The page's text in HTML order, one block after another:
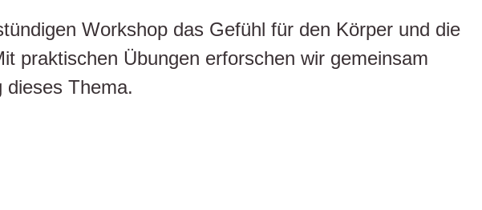
Workshop das Gefühl für den Körper und die
praktischen Übungen erforschen wir gemeinsam
dieses Thema.